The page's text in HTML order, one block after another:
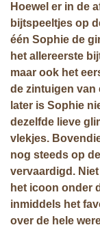
Hoewel er in de
bijtspeeltjes op
één Sophie de
het allereerste
maar ook het
de zintuigen van
later is Sophie
dezelfde lieve
vlekjes.
nog steeds op
vervaardigd.
het icoon onder
inmiddels het
over de hele